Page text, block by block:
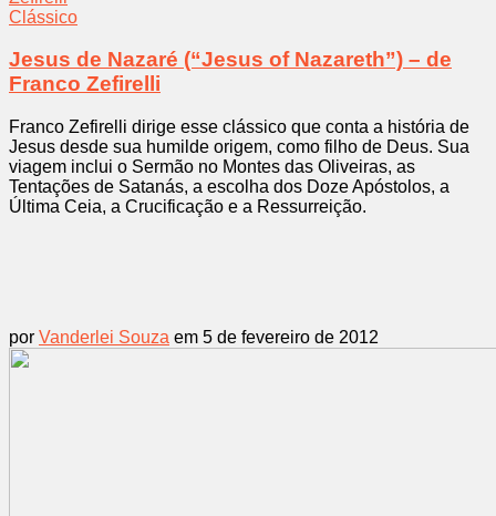
Clássico
Jesus de Nazaré (“Jesus of Nazareth”) – de
Franco Zefirelli
Franco Zefirelli dirige esse clássico que conta a história de
Jesus desde sua humilde origem, como filho de Deus. Sua
viagem inclui o Sermão no Montes das Oliveiras, as
Tentações de Satanás, a escolha dos Doze Apóstolos, a
Última Ceia, a Crucificação e a Ressurreição.
por Vanderlei Souza em 5 de fevereiro de 2012